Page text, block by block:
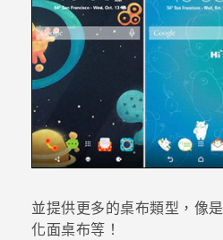
並提供更多的桌布類型，像是
化面桌布等！